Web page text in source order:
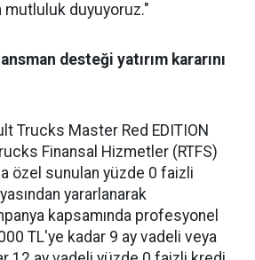
duyuyoruz."
desteği yatırım kararını
Trucks Master Red EDITION
Finansal Hizmetler (RTFS)
özel sunulan yüzde 0 faizli
yararlanarak
kapsamında profesyonel
TL'ye kadar 9 ay vadeli veya